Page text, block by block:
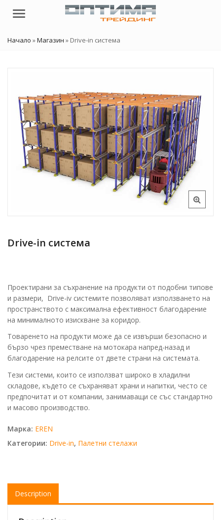
Menu
Начало »Магазин » Drive-in система
Drive-in система
Проектирани за съхранение на продукти от подобни типове
и размери, Drive-iv системите позволяват използването на
пространството с максимална ефективност благодарение
на минималното изискване за коридор.
Товаренето на продукти може да се извърши безопасно и
бързо чрез преместване на мотокара напред-назад и
благодарение на релсите от двете страни на системата.
Тези системи, които се използват широко в хладилни
складове, където се съхраняват храни и напитки, често се
предпочитат и от компании, занимаващи се със стандартно
и масово производство.
Марка: EREN
Категории: Drive-in, Палетни стелажи
Description